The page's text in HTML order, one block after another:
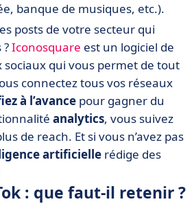
banque de musiques, etc.).
posts de votre secteur qui
Iconosquare est un logiciel de
sociaux qui vous permet de tout
connectez tous vos réseaux
à l’avance pour gagner du
analytics, vous suivez
de reach. Et si vous n’avez pas
artificielle rédige des
: que faut-il retenir ?